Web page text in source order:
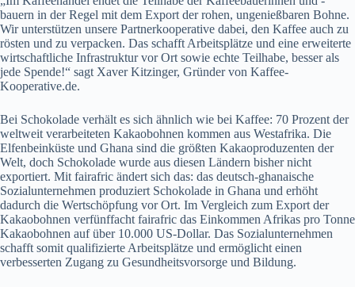
bauern in der Regel mit dem Export der rohen, ungenießbaren Bohne.
Wir unterstützen unsere Partnerkooperative dabei, den Kaffee auch zu
rösten und zu verpacken. Das schafft Arbeitsplätze und eine erweiterte
wirtschaftliche Infrastruktur vor Ort sowie echte Teilhabe, besser als
jede Spende!“ sagt Xaver Kitzinger, Gründer von Kaffee-
Kooperative.de.
Bei Schokolade verhält es sich ähnlich wie bei Kaffee: 70 Prozent der
weltweit verarbeiteten Kakaobohnen kommen aus Westafrika. Die
Elfenbeinküste und Ghana sind die größten Kakaoproduzenten der
Welt, doch Schokolade wurde aus diesen Ländern bisher nicht
exportiert. Mit fairafric ändert sich das: das deutsch-ghanaische
Sozialunternehmen produziert Schokolade in Ghana und erhöht
dadurch die Wertschöpfung vor Ort. Im Vergleich zum Export der
Kakaobohnen verfünffacht fairafric das Einkommen Afrikas pro Tonne
Kakaobohnen auf über 10.000 US-Dollar. Das Sozialunternehmen
schafft somit qualifizierte Arbeitsplätze und ermöglicht einen
verbesserten Zugang zu Gesundheitsvorsorge und Bildung.